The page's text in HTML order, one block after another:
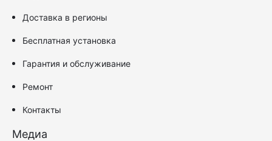
Доставка в регионы
Бесплатная установка
Гарантия и обслуживание
Ремонт
Контакты
Медиа